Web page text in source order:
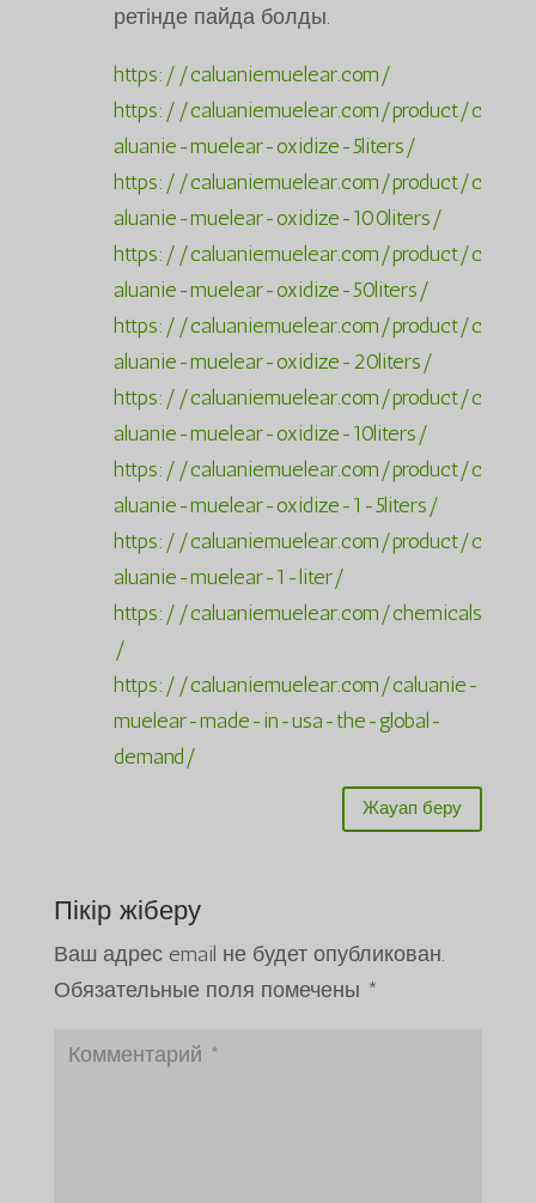
ретінде пайда болды.
https://caluaniemuelear.com/
https://caluaniemuelear.com/product/c
aluanie-muelear-oxidize-5liters/
https://caluaniemuelear.com/product/c
aluanie-muelear-oxidize-100liters/
https://caluaniemuelear.com/product/c
aluanie-muelear-oxidize-50liters/
https://caluaniemuelear.com/product/c
aluanie-muelear-oxidize-20liters/
https://caluaniemuelear.com/product/c
aluanie-muelear-oxidize-10liters/
https://caluaniemuelear.com/product/c
aluanie-muelear-oxidize-1-5liters/
https://caluaniemuelear.com/product/c
aluanie-muelear-1-liter/
https://caluaniemuelear.com/chemicals
/
https://caluaniemuelear.com/caluanie-
muelear-made-in-usa-the-global-
demand/
Жауап беру
Пікір жіберу
Ваш адрес email не будет опубликован.
Обязательные поля помечены *